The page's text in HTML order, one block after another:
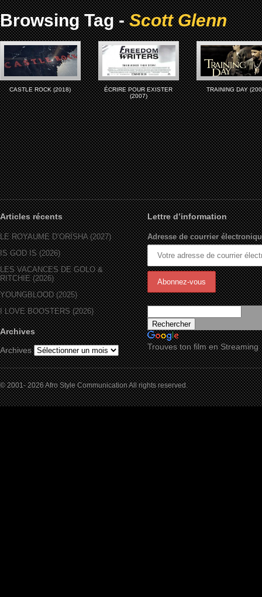
Browsing Tag -Scott Glenn
CASTLE ROCK (2018)
ÉCRIRE POUR EXISTER
(2007)
TRAINING DAY
Articles récents
LE ROYAUME D’ORÏSHA (2027)
IS GOD IS (2026)
LES VACANCES DE GOLO &
RITCHIE (2026)
YOUNGBLOOD (2025)
I LOVE BOOSTERS (2026)
Archives
Archives
Lettre d’information
Adresse de courrier
Trouves ton film en Streaming
© 2001- 2026 Afro Style Communication All rights reserved.